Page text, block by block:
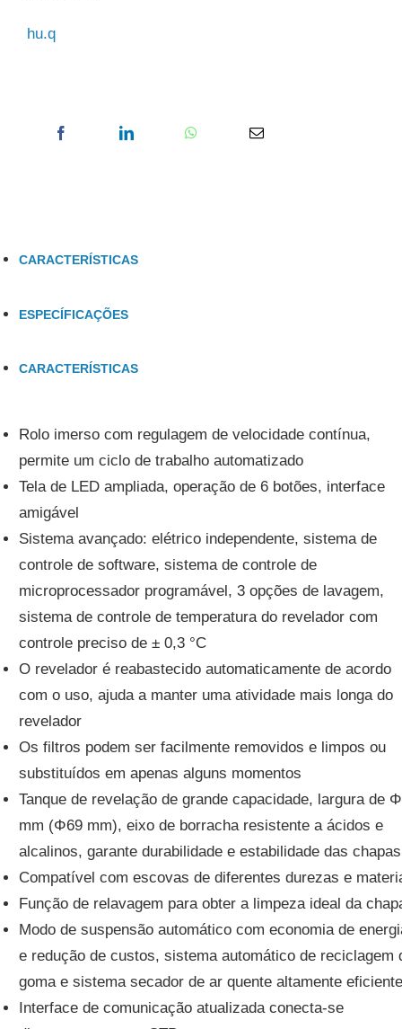
hu.q
CARACTERÍSTICAS
ESPECÍFICAÇÕES
CARACTERÍSTICAS
Rolo imerso com regulagem de velocidade contínua,
permite um ciclo de trabalho automatizado
Tela de LED ampliada, operação de 6 botões, interface
amigável
Sistema avançado: elétrico independente, sistema de
controle de software, sistema de controle de
microprocessador programável, 3 opções de lavagem,
sistema de controle de temperatura do revelador com
controle preciso de ± 0,3 °C
O revelador é reabastecido automaticamente de acordo
com o uso, ajuda a manter uma atividade mais longa do
revelador
Os filtros podem ser facilmente removidos e limpos ou
substituídos em apenas alguns momentos
Tanque de revelação de grande capacidade, largura de
mm (Φ69 mm), eixo de borracha resistente a ácidos e
alcalinos, garante durabilidade e estabilidade das chapas
Compatível com escovas de diferentes durezas e
Função de relavagem para obter a limpeza ideal da
Modo de suspensão automático com economia de
e redução de custos, sistema automático de reciclagem
goma e sistema secador de ar quente altamente eficiente
Interface de comunicação atualizada conecta-se